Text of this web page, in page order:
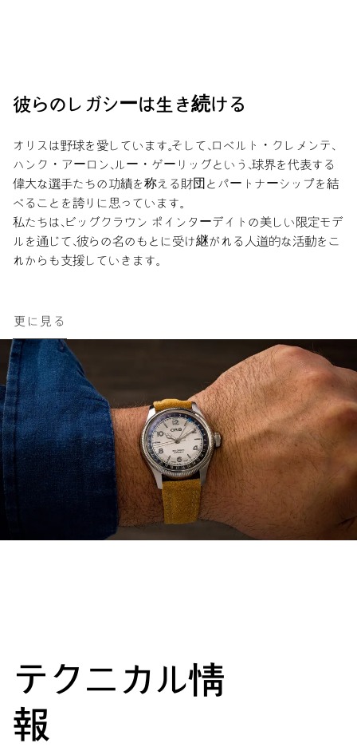
彼らのレガシーは生き続ける
オリスは野球を愛しています。そして、ロベルト・クレメンテ、
ハンク・アーロン、ルー・ゲーリッグという、球界を代表する
偉大な選手たちの功績を称える財団とパートナーシップを結
べることを誇りに思っています。
私たちは、ビッグクラウン ポインターデイトの美しい限定モデ
ルを通じて、彼らの名のもとに受け継がれる人道的な活動をこ
れからも支援していきます。
更に見る
テクニカル情
報